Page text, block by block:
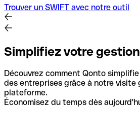
Trouver un SWIFT avec notre outil
Simplifiez votre
Découvrez comment Qonto
des entreprises grâce à notre visite
plateforme.
Économisez du temps dès